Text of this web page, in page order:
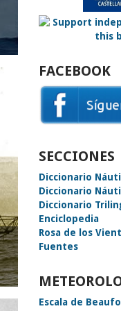
FACEBOOK
SECCIONES
Diccionario
Diccionario
Diccionario
Enciclopedia
Rosa de los
Fuentes
Escala de